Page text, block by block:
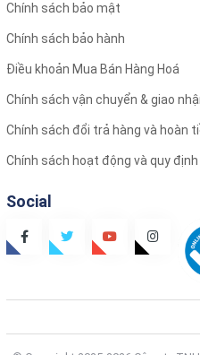
Chính sách bảo mật
Chính sách bảo hành
Điều khoản Mua Bán Hàng Hoá
Chính sách vận chuyển & giao
Chính sách đổi trả hàng và hoàn
Chính sách hoạt động và quy
Social